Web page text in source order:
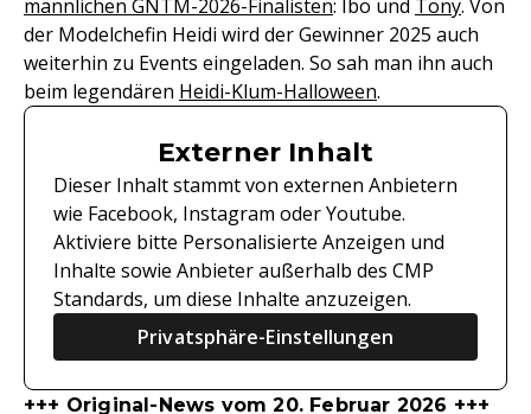
männlichen GNTM-2026-Finalisten: Ibo und Tony. Von
der Modelchefin Heidi wird der Gewinner 2025 auch
weiterhin zu Events eingeladen. So sah man ihn auch
beim legendären Heidi-Klum-Halloween.
Externer Inhalt
Dieser Inhalt stammt von externen Anbietern
wie Facebook, Instagram oder Youtube.
Aktiviere bitte Personalisierte Anzeigen und
Inhalte sowie Anbieter außerhalb des CMP
Standards, um diese Inhalte anzuzeigen.
Privatsphäre-Einstellungen
+++ Original-News vom 20. Februar 2026 +++